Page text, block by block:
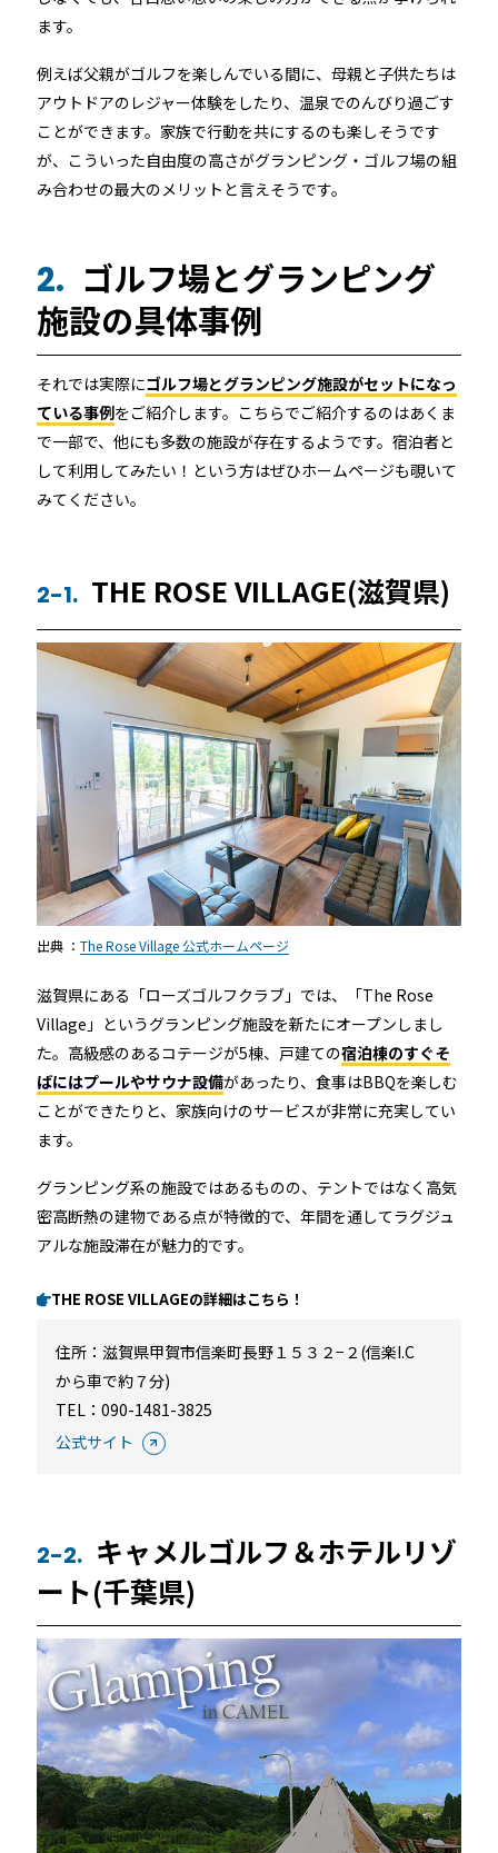
ます。
例えば父親がゴルフを楽しんでいる間に、母親と子供たちは
アウトドアのレジャー体験をしたり、温泉でのんびり過ごす
ことができます。家族で行動を共にするのも楽しそうです
が、こういった自由度の高さがグランピング・ゴルフ場の組
み合わせの最大のメリットと言えそうです。
2. ゴルフ場とグランピング
施設の具体事例
それでは実際にゴルフ場とグランピング施設がセットになっ
ている事例をご紹介します。こちらでご紹介するのはあくま
で一部で、他にも多数の施設が存在するようです。宿泊者と
して利用してみたい！という方はぜひホームページも覗いて
みてください。
2-1. THE ROSE VILLAGE(滋賀県)
出典 ： The Rose Village 公式ホームページ
滋賀県にある「ローズゴルフクラブ」では、「The Rose
Village」というグランピング施設を新たにオープンしまし
た。高級感のあるコテージが5棟、戸建ての宿泊棟のすぐそ
ばにはプールやサウナ設備があったり、食事はBBQを楽しむ
ことができたりと、家族向けのサービスが非常に充実してい
ます。
グランピング系の施設ではあるものの、テントではなく高気
密高断熱の建物である点が特徴的で、年間を通してラグジュ
アルな施設滞在が魅力的です。
THE ROSE VILLAGEの詳細はこちら！
住所：滋賀県甲賀市信楽町長野１５３２−２(信楽I.C
から車で約７分)
TEL：090-1481-3825
公式サイト
2-2. キャメルゴルフ＆ホテルリゾ
ート(千葉県)